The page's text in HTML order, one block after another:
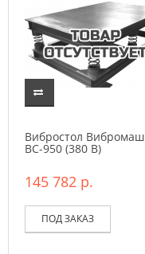
Вибростол Вибромаш
ВC-950 (380 В)
145 782 р.
ПОД ЗАКАЗ